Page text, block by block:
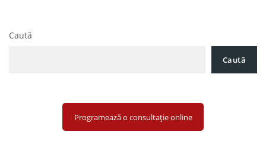
Caută
Caută
Programează o consultație online